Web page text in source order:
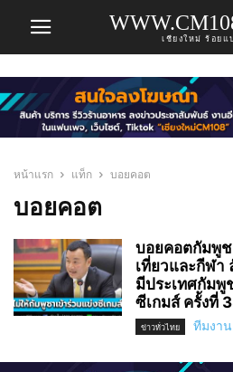
เชียงใหม่ ร้อยแ
หน้าแรก แท็ก บอยคอต
บอยคอต
บอยคอตกัมพูช
เที่ยวและกีฬา
มีประเทศกัม
ซีเกมส์ ครั้งที่
ข่าวทั่วไทย ทีมงา